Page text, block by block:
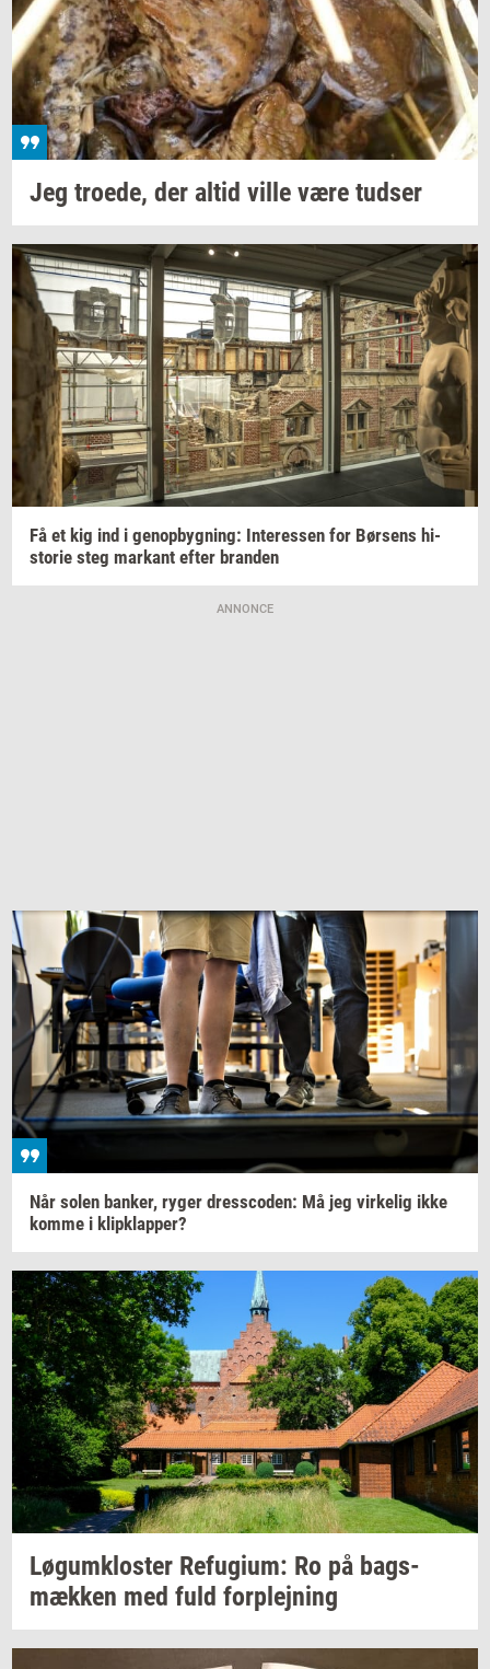
Jeg tro­e­de, der altid ville være tud­ser
Få et kig ind i genop­byg­ning: In­ter­es­sen for Bør­sens hi­
sto­rie steg mar­kant efter bran­den
ANNONCE
Når solen ban­ker, ryger dres­sco­den: Må jeg vir­ke­lig ikke
komme i klipklap­per?
Løgum­klo­ster Re­fu­gi­um: Ro på bags­
mæk­ken med fuld for­plej­ning